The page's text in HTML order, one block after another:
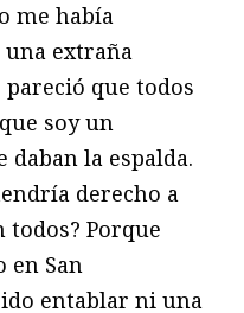
me había
extraña
que todos
soy un
la espalda.
derecho a
todos? Porque
en San
entablar ni una